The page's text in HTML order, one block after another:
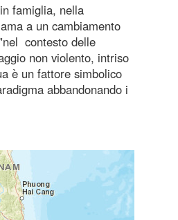
famiglia, nella
a un cambiamento
contesto delle
non violento, intriso
è un fattore simbolico
abbandonando i